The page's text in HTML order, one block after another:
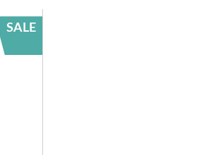
SALE